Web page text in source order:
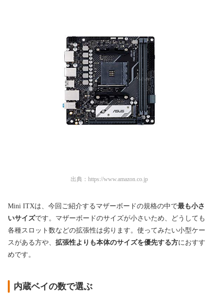
出典： https://www.amazon.co.jp
Mini ITXは、今回ご紹介するマザーボードの規格の中で最も小さ
いサイズです。 マザーボードのサイズが小さいため、どうしても
各種スロット数などの拡張性は劣ります。 使ってみたい小型ケー
スがある方や、 拡張性よりも本体のサイズを優先する方におすす
めです。
内蔵ベイの数で選ぶ